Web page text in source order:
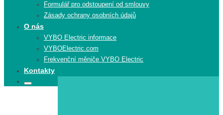
Formulář pro odstoupení od smlouvy
Zásady ochrany osobních údajů
O nás
VYBO Electric informace
VYBOElectric.com
Frekvenční měniče VYBO Electric
Kontakty
Search
Search